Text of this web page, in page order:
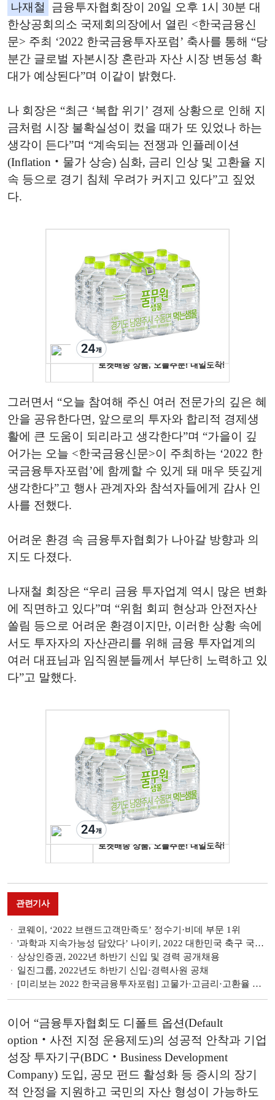
나재철
금융투자협회장이 20일 오후 1시 30분 대
한상공회의소 국제회의장에서 열린 <한국금융신
문> 주최 ‘2022 한국금융투자포럼’ 축사를 통해 “당
분간 글로벌 자본시장 혼란과 자산 시장 변동성 확
대가 예상된다”며 이같이 밝혔다.
나 회장은 “최근 ‘복합 위기’ 경제 상황으로 인해 지
금처럼 시장 불확실성이 컸을 때가 또 있었나 하는
생각이 든다”며 “계속되는 전쟁과 인플레이션
(Inflation‧물가 상승) 심화, 금리 인상 및 고환율 지
속 등으로 경기 침체 우려가 커지고 있다”고 짚었
다.
그러면서 “오늘 참여해 주신 여러 전문가의 깊은 혜
안을 공유한다면, 앞으로의 투자와 합리적 경제생
활에 큰 도움이 되리라고 생각한다”며 “가을이 깊
어가는 오늘 <한국금융신문>이 주최하는 ‘2022 한
국금융투자포럼’에 함께할 수 있게 돼 매우 뜻깊게
생각한다”고 행사 관계자와 참석자들에게 감사 인
사를 전했다.
어려운 환경 속 금융투자협회가 나아갈 방향과 의
지도 다졌다.
나재철 회장은 “우리 금융 투자업계 역시 많은 변화
에 직면하고 있다”며 “위험 회피 현상과 안전자산
쏠림 등으로 어려운 환경이지만, 이러한 상황 속에
서도 투자자의 자산관리를 위해 금융 투자업계의
여러 대표님과 임직원분들께서 부단히 노력하고 있
다”고 말했다.
관련기사
코웨이, ‘2022 브랜드고객만족도’ 정수기·비데 부문 1위
'과학과 지속가능성 담았다’ 나이키, 2022 대한민국 축구 국가대표팀 유니폼 공개
상상인증권, 2022년 하반기 신입 및 경력 공개채용
일진그룹, 2022년도 하반기 신입·경력사원 공채
[미리보는 2022 한국금융투자포럼] 고물가·고금리·고환율 넘는 투자전략 제시
이어 “금융투자협회도 디폴트 옵션(Default
option‧사전 지정 운용제도)의 성공적 안착과 기업
성장 투자기구(BDC‧Business Development
Company) 도입, 공모 펀드 활성화 등 증시의 장기
적 안정을 지원하고 국민의 자산 형성이 가능하도